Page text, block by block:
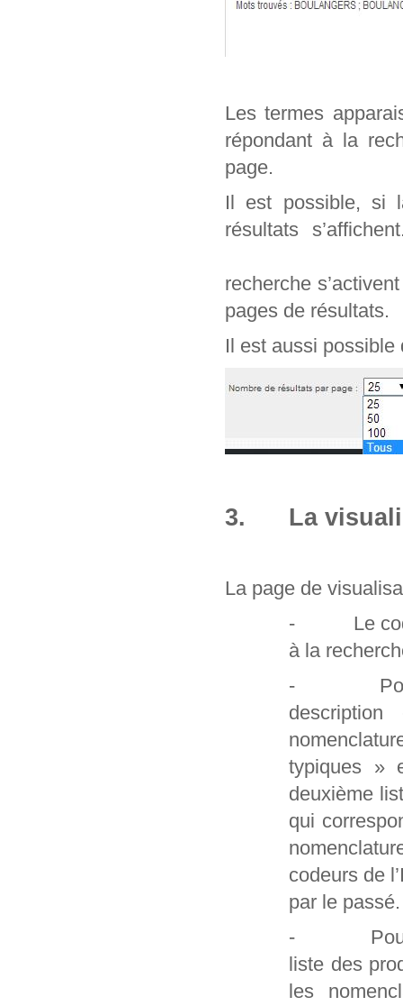
Les termes
répondant à la
page.
Il est possible, si
résultats
recherche
pages de résultats.
Il est aussi
3. La
La page de
- Le code
à la
- Pour les
typiques »
deuxième
qui
codeurs de
par le passé.
- Pour les
liste des
les